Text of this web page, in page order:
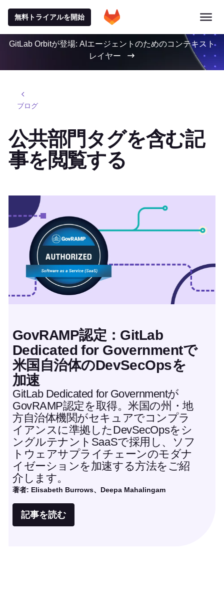
無料トライアルを開始
GitLab Orbitが登場: AIエージェントのためのコンテキスト
レイヤー
ブログ
公共部門タグを含む記
事を閲覧する
特集記事
GovRAMP認定：GitLab
Dedicated for Governmentで
米国自治体のDevSecOpsを
加速
GitLab Dedicated for Governmentが
GovRAMP認定を取得。米国の州・地
方自治体機関がセキュアでコンプラ
イアンスに準拠したDevSecOpsをシ
ングルテナントSaaSで採用し、ソフ
トウェアサプライチェーンのモダナ
イゼーションを加速する方法をご紹
介します。
著者: Elisabeth Burrows、Deepa Mahalingam
記事を読む